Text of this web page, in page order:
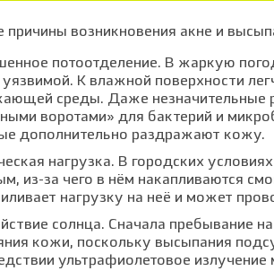
причины возникновения акне и
потоотделение. В жаркую
К влажной поверхности
среды. Даже незначительные
воротами» для бактерий и
дополнительно раздражают кожу.
нагрузка. В городских
из-за чего в нём накапливаются
нагрузку на неё и может
солнца. Сначала пребывание
кожи, поскольку высыпания
ультрафиолетовое